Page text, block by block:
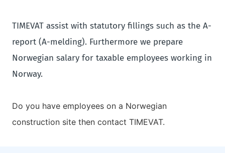
TIMEVAT assist with statutory fillings such as the A-
report (A-melding). Furthermore we prepare
Norwegian salary for taxable employees working in
Norway.
Do you have employees on a Norwegian
construction site then contact TIMEVAT.